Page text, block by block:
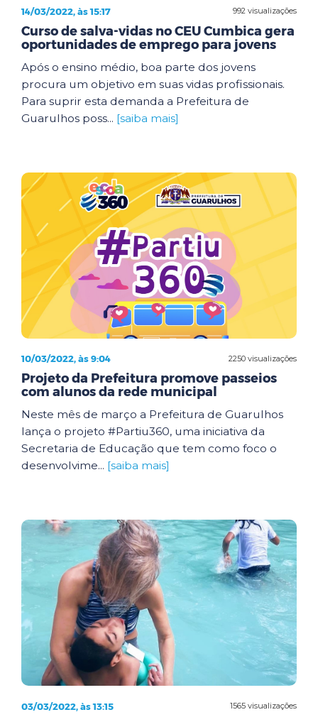
992 visualizações
14/03/2022, às 15:17
Curso de salva-vidas no CEU Cumbica gera
oportunidades de emprego para jovens
Após o ensino médio, boa parte dos jovens
procura um objetivo em suas vidas profissionais.
Para suprir esta demanda a Prefeitura de
Guarulhos poss... [saiba mais]
2250 visualizações
10/03/2022, às 9:04
Projeto da Prefeitura promove passeios
com alunos da rede municipal
Neste mês de março a Prefeitura de Guarulhos
lança o projeto #Partiu360, uma iniciativa da
Secretaria de Educação que tem como foco o
desenvolvime... [saiba mais]
1565 visualizações
03/03/2022, às 13:15